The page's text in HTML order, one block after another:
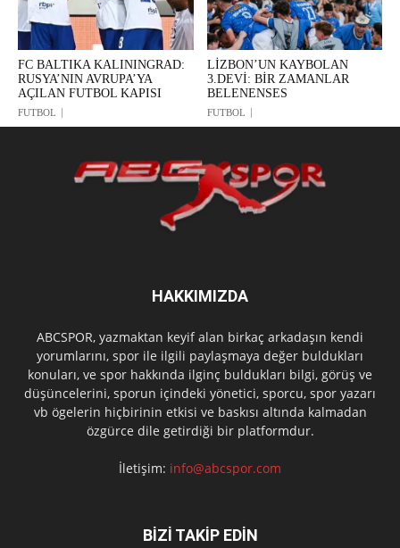
FC BALTIKA KALININGRAD:
RUSYA’NIN AVRUPA’YA
AÇILAN FUTBOL KAPISI
FUTBOL
LİZBON’UN KAYBOLAN
3.DEVİ: BİR ZAMANLAR
BELENENSES
FUTBOL
HAKKIMIZDA
ABCSPOR, yazmaktan keyif alan birkaç arkadaşın kendi
yorumlarını, spor ile ilgili paylaşmaya değer buldukları
konuları, ve spor hakkında ilginç buldukları bilgi, görüş ve
düşüncelerini, sporun içindeki yönetici, sporcu, spor yazarı
vb ögelerin hiçbirinin etkisi ve baskısı altında kalmadan
özgürce dile getirdiği bir platformdur.
İletişim: info@abcspor.com
BİZİ TAKİP EDİN